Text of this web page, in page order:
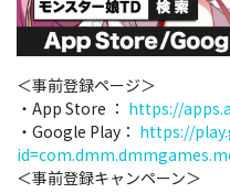
＜事前登録ページ＞
・App Store ： https://
・Google Play： https://
＜事前登録キャンペーン＞